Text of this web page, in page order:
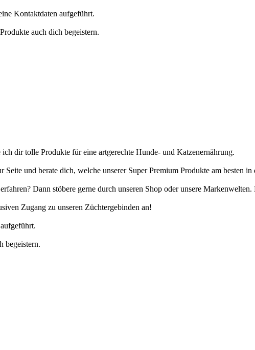
Kontaktdaten aufgeführt.
auch dich begeistern.
dir tolle Produkte für eine artgerechte Hunde- und Katzenernährung.
Seite und berate dich, welche unserer Super Premium Produkte am besten
Dann stöbere gerne durch unseren Shop oder unsere
Zugang zu unseren Züchtergebinden an!
begeistern.